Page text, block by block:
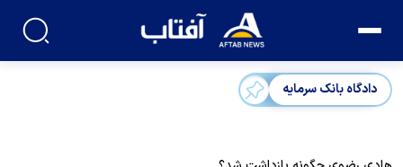
دادگاه بانک سرمایه